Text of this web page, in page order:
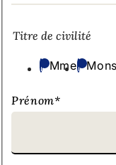
Titre de civilité
Mme
Prénom*